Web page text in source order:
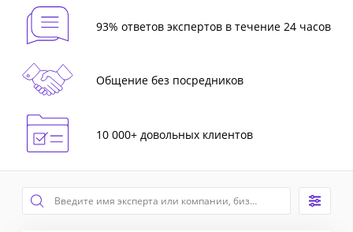
93% ответов экспертов в течение 24 часов
Общение без посредников
10 000+ довольных клиентов